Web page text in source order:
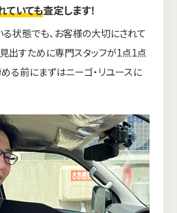
ていても査定します！
状態でも、お客様の大切にされて
出すために専門スタッフが1点1点
る前にまずはニーゴ・リユースに